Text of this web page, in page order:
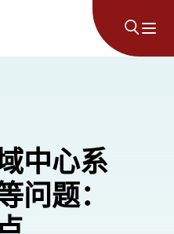
中心系
问题：